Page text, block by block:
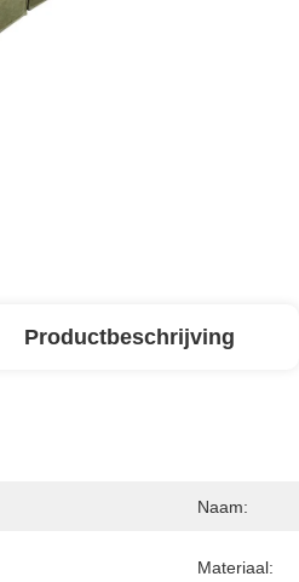
Productbeschrijving
Naam:
Materiaal: